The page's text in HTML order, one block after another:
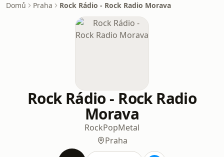
Domů Praha Rock Rádio - Rock Radio Morava
Rock Rádio - Rock Radio
Morava
RockPopMetal
Praha